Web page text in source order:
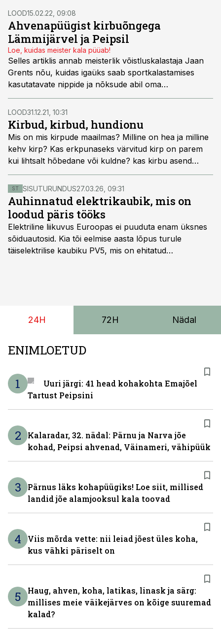
LOOD15.02.22, 09:08
Ahvenapüügist kirbuõngega
Lämmijärvel ja Peipsil
Loe, kuidas meister kala püüab!
Selles artiklis annab meisterlik võistluskalastaja Jaan
Grents nõu, kuidas igaüks saab sportkalastamises
kasutatavate nippide ja nõksude abil oma
tulemuslikkust parandada.
LOOD31.12.21, 10:31
Kirbud, kirbud, hundionu
Mis on mis kirpude maailmas? Milline on hea ja milline
kehv kirp? Kas erkpunaseks värvitud kirp on parem
kui lihtsalt hõbedane või kuldne? kas kirbu asend
tamiilil mõjutab kuidagi kalade haakumist?
ST SISUTURUNDUS27.03.26, 09:31
Auhinnatud elektrikaubik, mis on
loodud päris tööks
Elektriline liikuvus Euroopas ei puuduta enam üksnes
sõiduautosid. Kia tõi eelmise aasta lõpus turule
täiselektrilise kaubiku PV5, mis on ehitatud
reisijatebussina. Viimast saab kohaldada ka
invavedudeks. Aasta lõpus on mudel saadaval ka šassii
versioonis.
24H 72H Nädal
ENIMLOETUD
1
Uuri järgi: 41 head kohakohta Emajõel
Tartust Peipsini
2
Kalaradar, 32. nädal: Pärnu ja Narva jõe
kohad, Peipsi ahvenad, Väinameri, vähipüük
3
Pärnus läks kohapüügiks! Loe siit, millised
landid jõe alamjooksul kala toovad
4
Viis mõrda vette: nii leiad jõest üles koha,
kus vähki päriselt on
5
Haug, ahven, koha, latikas, linask ja särg:
millises meie väikejärves on kõige suuremad
kalad?